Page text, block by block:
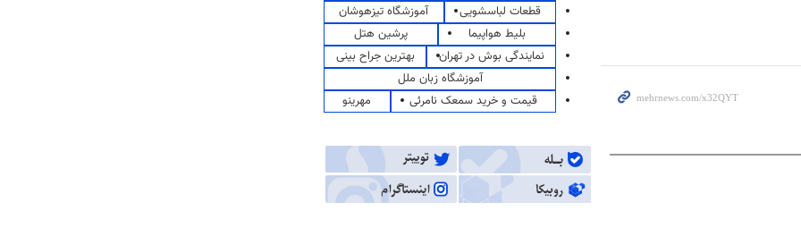
قطعات لباسشویی
آموزشگاه تیزهوشان
بلیط هواپیما
پرشین هتل
نمایندگی بوش در تهران
بهترین جراح بینی
آموزشگاه زبان ملل
قیمت و خرید سمعک نامرئی
مهرینو